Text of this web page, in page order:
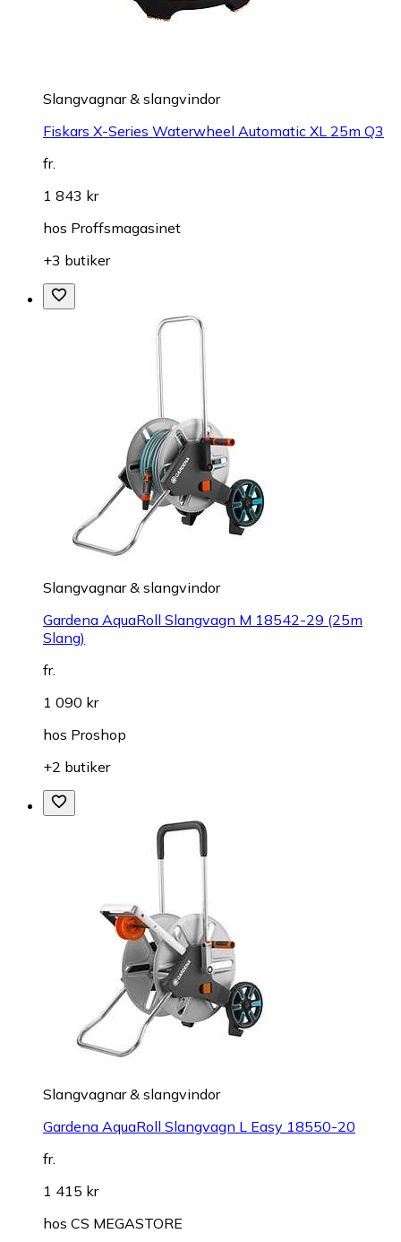
Slangvagnar & slangvindor
Fiskars X-Series Waterwheel Automatic XL 25m Q3
fr.
1 843 kr
hos Proffsmagasinet
+3 butiker
Slangvagnar & slangvindor
Gardena AquaRoll Slangvagn M 18542-29 (25m
Slang)
fr.
1 090 kr
hos Proshop
+2 butiker
Slangvagnar & slangvindor
Gardena AquaRoll Slangvagn L Easy 18550-20
fr.
1 415 kr
hos CS MEGASTORE